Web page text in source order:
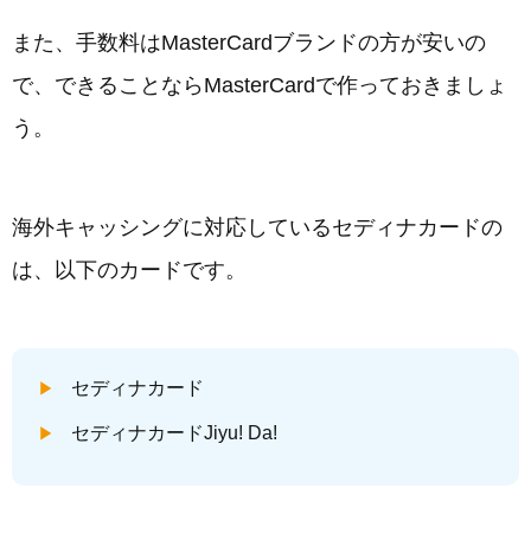
また、手数料はMasterCardブランドの方が安いの
で、できることならMasterCardで作っておきましょ
う。
海外キャッシングに対応しているセディナカードの
は、以下のカードです。
セディナカード
セディナカードJiyu! Da!